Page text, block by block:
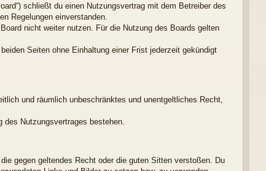
schließt du einen Nutzungsvertrag mit dem Betreiber des
Regelungen einverstanden.
nicht weiter nutzen. Für die Nutzung des Boards gelten
Seiten ohne Einhaltung einer Frist jederzeit gekündigt
und räumlich unbeschränktes und unentgeltliches Recht,
Nutzungsvertrages bestehen.
gegen geltendes Recht oder die guten Sitten verstoßen. Du